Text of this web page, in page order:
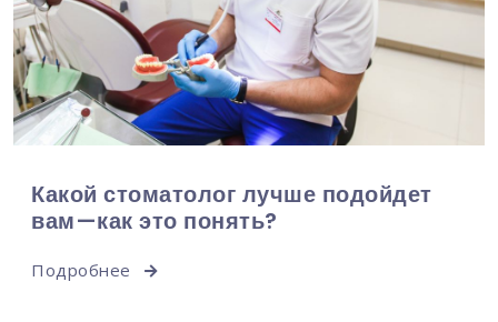
Какой стоматолог лучше подойдет
вам—как это понять?
Подробнее